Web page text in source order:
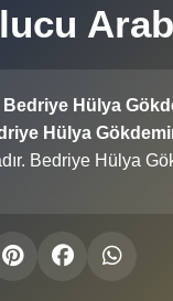
Hülya
Hülya
Bedriye Hülya